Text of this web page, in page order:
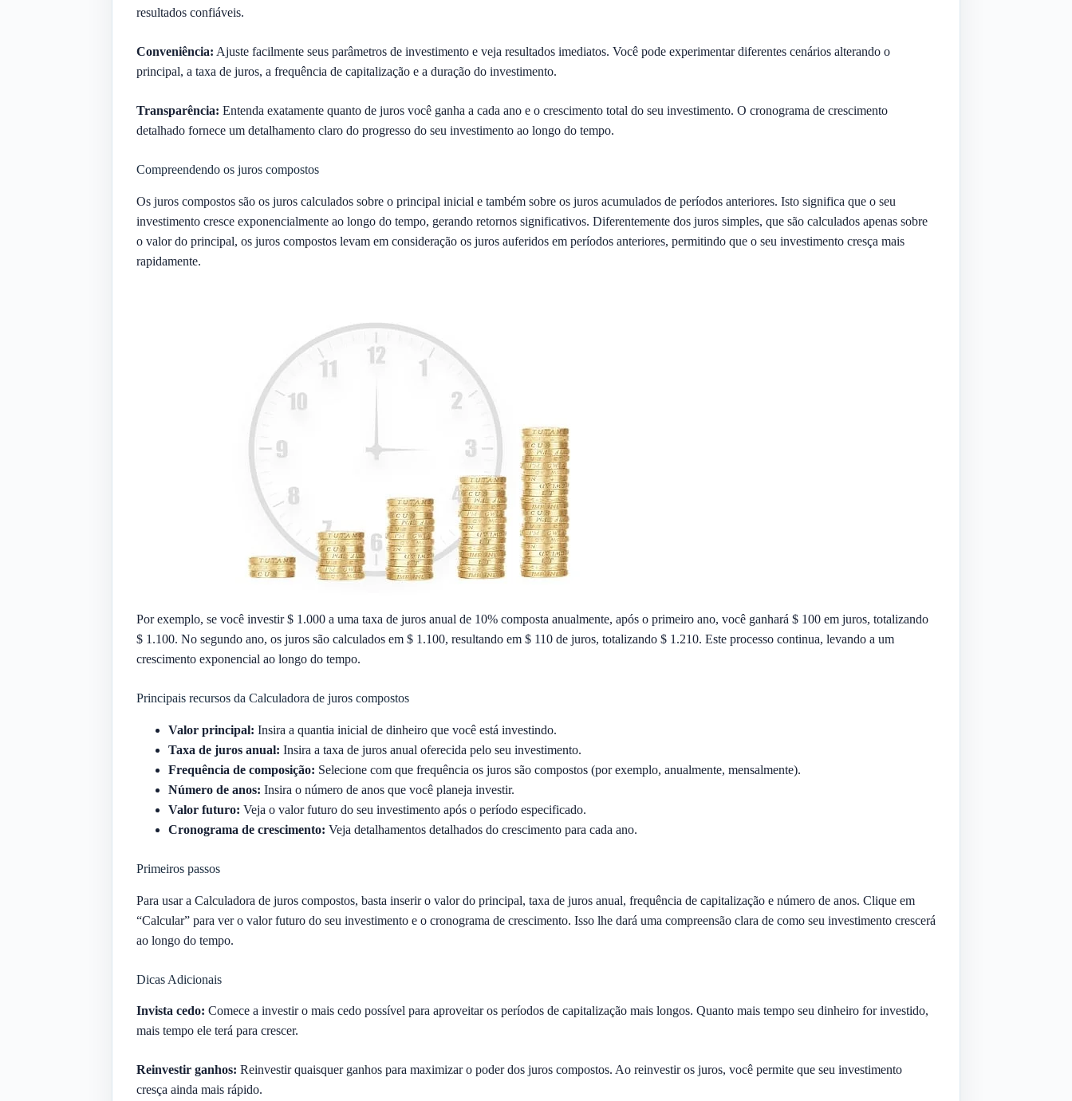
resultados confiáveis.
Conveniência: Ajuste facilmente seus parâmetros de investimento e veja resultados imediatos. Você pode experimentar diferentes cenários alterando o
principal, a taxa de juros, a frequência de capitalização e a duração do investimento.
Transparência: Entenda exatamente quanto de juros você ganha a cada ano e o crescimento total do seu investimento. O cronograma de crescimento
detalhado fornece um detalhamento claro do progresso do seu investimento ao longo do tempo.
Compreendendo os juros compostos
Os juros compostos são os juros calculados sobre o principal inicial e também sobre os juros acumulados de períodos anteriores. Isto significa que o seu
investimento cresce exponencialmente ao longo do tempo, gerando retornos significativos. Diferentemente dos juros simples, que são calculados apenas sobre
o valor do principal, os juros compostos levam em consideração os juros auferidos em períodos anteriores, permitindo que o seu investimento cresça mais
rapidamente.
Por exemplo, se você investir $ 1.000 a uma taxa de juros anual de 10% composta anualmente, após o primeiro ano, você ganhará $ 100 em juros, totalizando
$ 1.100. No segundo ano, os juros são calculados em $ 1.100, resultando em $ 110 de juros, totalizando $ 1.210. Este processo continua, levando a um
crescimento exponencial ao longo do tempo.
Principais recursos da Calculadora de juros compostos
Valor principal: Insira a quantia inicial de dinheiro que você está investindo.
Taxa de juros anual: Insira a taxa de juros anual oferecida pelo seu investimento.
Frequência de composição: Selecione com que frequência os juros são compostos (por exemplo, anualmente, mensalmente).
Número de anos: Insira o número de anos que você planeja investir.
Valor futuro: Veja o valor futuro do seu investimento após o período especificado.
Cronograma de crescimento: Veja detalhamentos detalhados do crescimento para cada ano.
Primeiros passos
Para usar a Calculadora de juros compostos, basta inserir o valor do principal, taxa de juros anual, frequência de capitalização e número de anos. Clique em
“Calcular” para ver o valor futuro do seu investimento e o cronograma de crescimento. Isso lhe dará uma compreensão clara de como seu investimento crescerá
ao longo do tempo.
Dicas Adicionais
Invista cedo: Comece a investir o mais cedo possível para aproveitar os períodos de capitalização mais longos. Quanto mais tempo seu dinheiro for investido,
mais tempo ele terá para crescer.
Reinvestir ganhos: Reinvestir quaisquer ganhos para maximizar o poder dos juros compostos. Ao reinvestir os juros, você permite que seu investimento
cresça ainda mais rápido.